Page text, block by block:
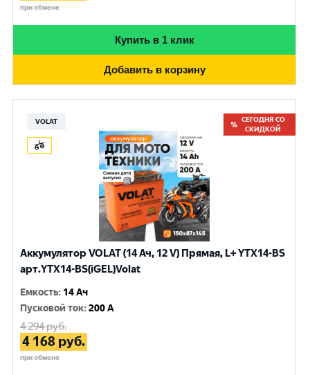
при обмене
Купить в 1 клик
Добавить в корзину
VOLAT
СЕГОДНЯ СО
СКИДКОЙ
Аккумулятор VOLAT (14 Ач, 12 V) Прямая, L+ YTX14-BS
арт.YTX14-BS(iGEL)Volat
Емкость: 14 Ач
Пусковой ток:200 A
4 294руб.
4 168 руб.
при обмене